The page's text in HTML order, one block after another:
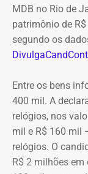
MDB no Rio de
patrimônio de
segundo os
Entre os bens
400 mil. A
relógios, nos
mil e R$ 160 mil
relógios. O
R$ 2 milhões em